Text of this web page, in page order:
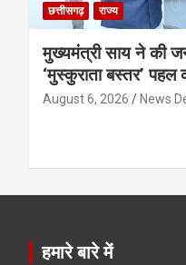
छत्तीसगढ़ राज्य
मुख्यमंत्री साय ने की
‘मुस्कुराता बस्तर’ पहल
August 6, 2026 News
हमारे बारे में